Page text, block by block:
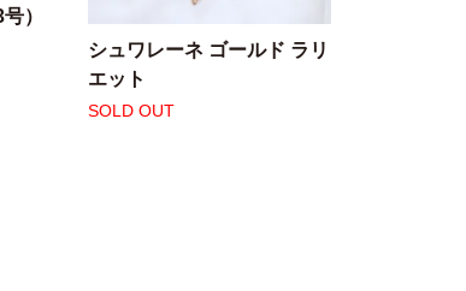
）
シュワレーネ ゴールド ラリ
エット
SOLD OUT